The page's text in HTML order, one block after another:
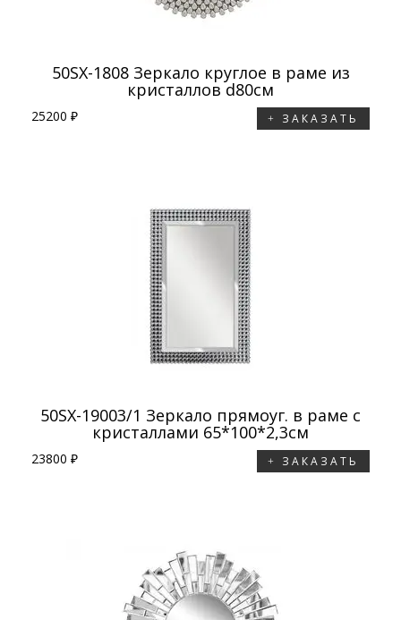
50SX-1808 Зеркало круглое в раме из
кристаллов d80см
25200 ₽ ЗАКАЗАТЬ
50SX-19003/1 Зеркало прямоуг. в раме с
кристаллами 65*100*2,3см
23800 ₽ ЗАКАЗАТЬ